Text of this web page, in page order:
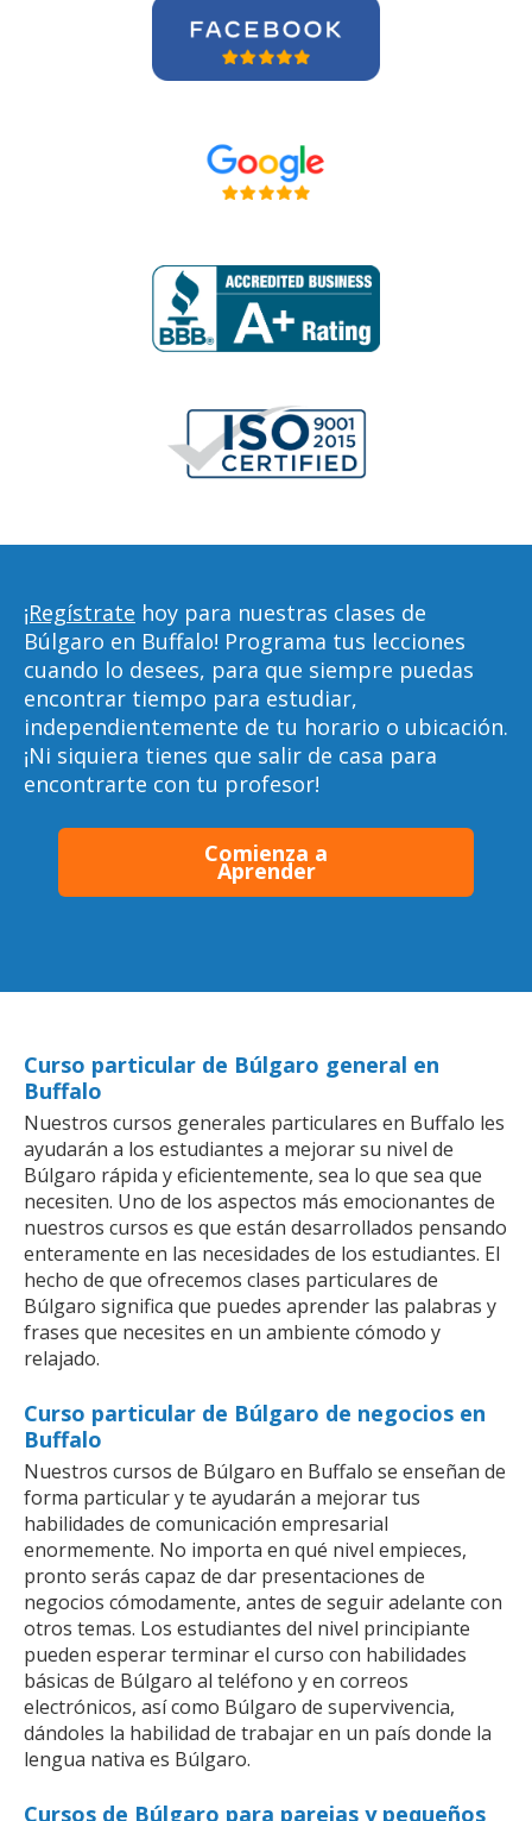
¡Regístrate hoy para nuestras clases de
Búlgaro en Buffalo! Programa tus lecciones
cuando lo desees, para que siempre puedas
encontrar tiempo para estudiar,
independientemente de tu horario o ubicación.
¡Ni siquiera tienes que salir de casa para
encontrarte con tu profesor!
Comienza a
Aprender
Curso particular de Búlgaro general en
Buffalo
Nuestros cursos generales particulares en Buffalo les
ayudarán a los estudiantes a mejorar su nivel de
Búlgaro rápida y eficientemente, sea lo que sea que
necesiten. Uno de los aspectos más emocionantes de
nuestros cursos es que están desarrollados pensando
enteramente en las necesidades de los estudiantes. El
hecho de que ofrecemos clases particulares de
Búlgaro significa que puedes aprender las palabras y
frases que necesites en un ambiente cómodo y
relajado.
Curso particular de Búlgaro de negocios en
Buffalo
Nuestros cursos de Búlgaro en Buffalo se enseñan de
forma particular y te ayudarán a mejorar tus
habilidades de comunicación empresarial
enormemente. No importa en qué nivel empieces,
pronto serás capaz de dar presentaciones de
negocios cómodamente, antes de seguir adelante con
otros temas. Los estudiantes del nivel principiante
pueden esperar terminar el curso con habilidades
básicas de Búlgaro al teléfono y en correos
electrónicos, así como Búlgaro de supervivencia,
dándoles la habilidad de trabajar en un país donde la
lengua nativa es Búlgaro.
Cursos de Búlgaro para parejas y pequeños